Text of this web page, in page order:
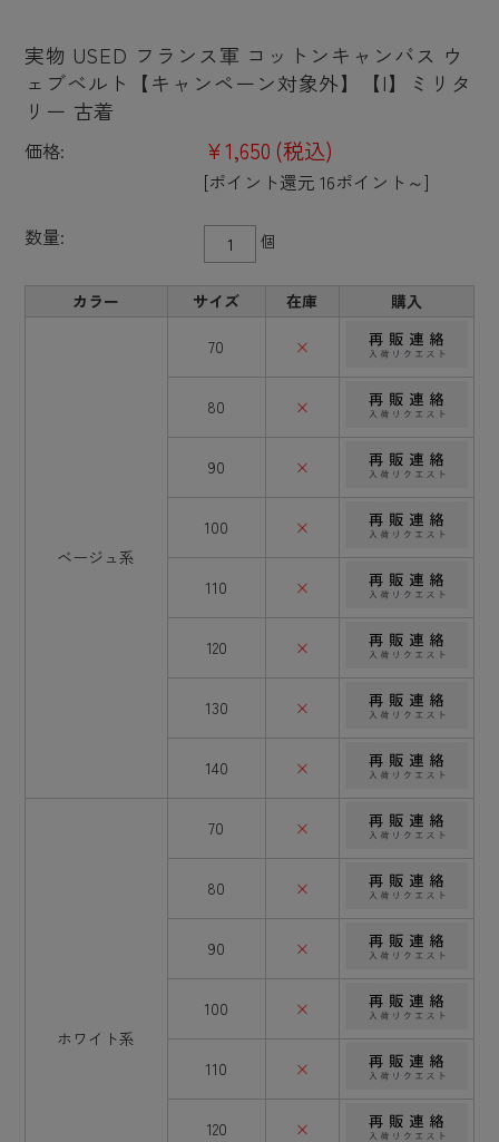
実物 USED フランス軍 コットンキャンバス ウ
ェブベルト【キャンペーン対象外】【I】ミリタ
リー 古着
価格: ¥1,650 (税込)
[ポイント還元 16ポイント～]
数量: 個
カラー サイズ 在庫 購入
ベージュ系
70 ×
80 ×
90 ×
100 ×
110 ×
120 ×
130 ×
140 ×
ホワイト系
70 ×
80 ×
90 ×
100 ×
110 ×
120 ×